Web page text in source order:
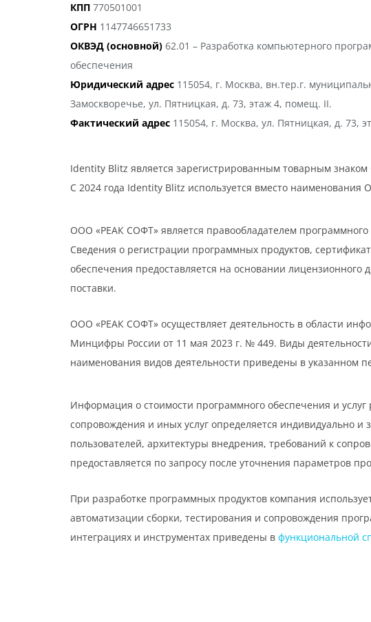
КПП 770501001
ОГРН 1147746651733
ОКВЭД (основной) 62.01 – Разработка компьютерного
обеспечения
Юридический адрес 115054, г. Москва, вн.тер.г.
Замоскворечье, ул. Пятницкая, д. 73, этаж 4, помещ. II.
Фактический адрес 115054, г. Москва, ул. Пятницкая, д. 73,
Identity Blitz является зарегистрированным товарным
С 2024 года Identity Blitz используется вместо
ООО «РЕАК СОФТ» является правообладателем
Сведения о регистрации программных продуктов,
обеспечения предоставляется на основании лицензионного
поставки.
ООО «РЕАК СОФТ» осуществляет деятельность в области
Минцифры России от 11 мая 2023 г. № 449. Виды
наименования видов деятельности приведены в указанном
Информация о стоимости программного обеспечения и
сопровождения и иных услуг определяется индивидуально и
пользователей, архитектуры внедрения, требований к
предоставляется по запросу после уточнения параметров
При разработке программных продуктов компания
автоматизации сборки, тестирования и сопровождения
интеграциях и инструментах приведены в функциональной